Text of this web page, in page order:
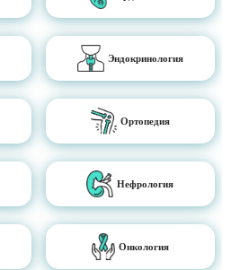
Эндокринология
Ортопедия
Нефрология
Онкология